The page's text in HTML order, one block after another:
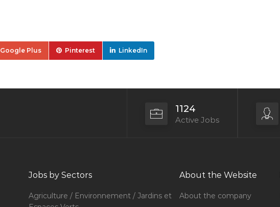
Google Plus Pinterest LinkedIn
1124
Active Jobs
Jobs by Sectors
Agriculture / Environnement / Jardins et
About the Website
About the company